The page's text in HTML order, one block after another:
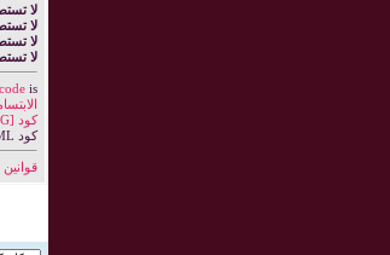
لا
لا
لا
لا
is
كود [IMG]
كود HTML
قوانين